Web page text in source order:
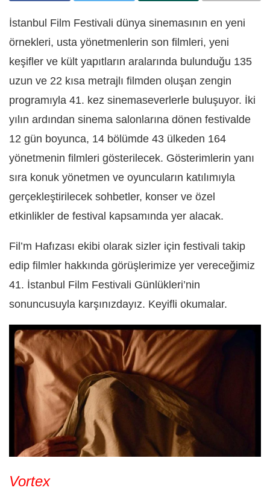
İstanbul Film Festivali dünya sinemasının en yeni
örnekleri, usta yönetmenlerin son filmleri, yeni
keşifler ve kült yapıtların aralarında bulunduğu 135
uzun ve 22 kısa metrajlı filmden oluşan zengin
programıyla 41. kez sinemaseverlerle buluşuyor. İki
yılın ardından sinema salonlarına dönen festivalde
12 gün boyunca, 14 bölümde 43 ülkeden 164
yönetmenin filmleri gösterilecek. Gösterimlerin yanı
sıra konuk yönetmen ve oyuncuların katılımıyla
gerçekleştirilecek sohbetler, konser ve özel
etkinlikler de festival kapsamında yer alacak.
Fil’m Hafızası ekibi olarak sizler için festivali takip
edip filmler hakkında görüşlerimize yer vereceğimiz
41. İstanbul Film Festivali Günlükleri’nin
sonuncusuyla karşınızdayız. Keyifli okumalar.
Vortex